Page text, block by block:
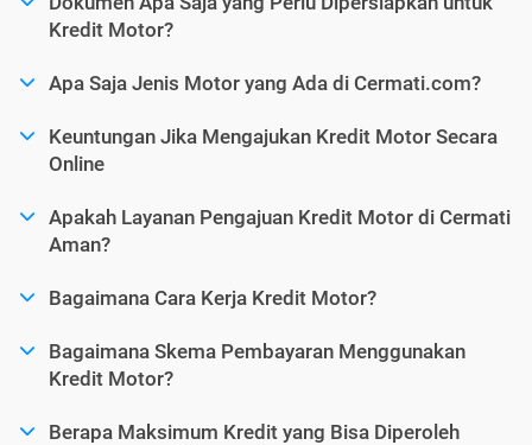
Kredit Motor?
Apa Saja Jenis Motor yang Ada di Cermati.com?
Keuntungan Jika Mengajukan Kredit Motor Secara
Online
Apakah Layanan Pengajuan Kredit Motor di Cermati
Aman?
Bagaimana Cara Kerja Kredit Motor?
Bagaimana Skema Pembayaran Menggunakan
Kredit Motor?
Berapa Maksimum Kredit yang Bisa Diperoleh